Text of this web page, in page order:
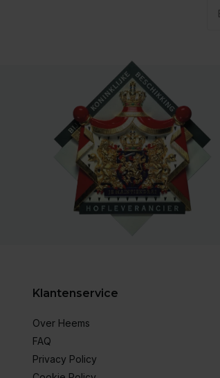
Klantenservice
Over Heems
FAQ
Privacy Policy